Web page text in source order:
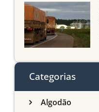
Categorias
Algodão